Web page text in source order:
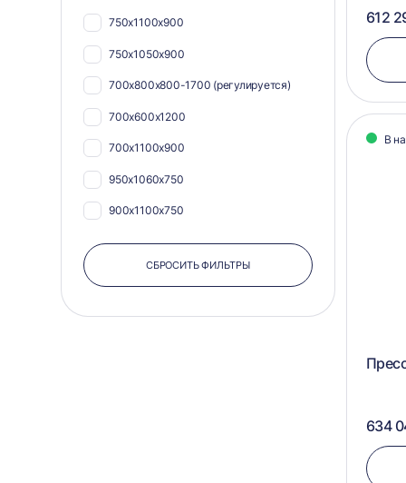
750х1100х900
750х1050х900
700х800х800-1700 (регулируется)
700х600х1200
700х1100х900
950x1060x750
900х1100х750
900х1100х700
900х1050х750
СБРОСИТЬ ФИЛЬТРЫ
612
В
634